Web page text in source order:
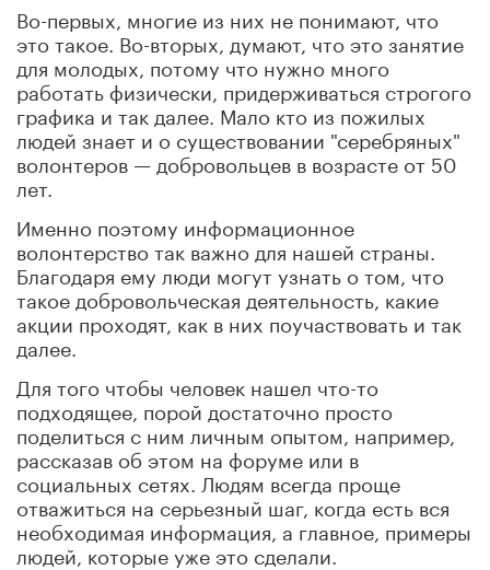
Во-первых, многие из них не понимают, что
это такое. Во-вторых, думают, что это занятие
для молодых, потому что нужно много
работать физически, придерживаться строгого
графика и так далее. Мало кто из пожилых
людей знает и о существовании "серебряных"
волонтеров — добровольцев в возрасте от 50
лет.
Именно поэтому информационное
волонтерство так важно для нашей страны.
Благодаря ему люди могут узнать о том, что
такое добровольческая деятельность, какие
акции проходят, как в них поучаствовать и так
далее.
Для того чтобы человек нашел что-то
подходящее, порой достаточно просто
поделиться с ним личным опытом, например,
рассказав об этом на форуме или в
социальных сетях. Людям всегда проще
отважиться на серьезный шаг, когда есть вся
необходимая информация, а главное, примеры
людей, которые уже это сделали.